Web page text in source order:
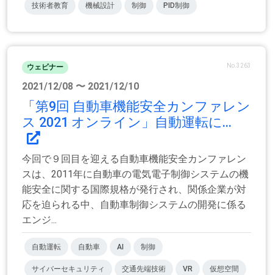
技術者教育 機械設計 制御 PID制御
ウェビナー No.3263
2021/12/08 〜 2021/12/10
「第9回 自動車機能安全カンファレン
ス 2021 オンライン」自動運転に...
今回で９回目を迎える自動車機能安全カンファレン
スは、2011年に自動車の電気電子制御システムの機
能安全に関する国際規格が発行され、関係企業が対
応を迫られる中、自動車制御システムの開発に係る
エンジ...
自動運転 自動車 AI 制御
サイバーセキュリティ 交通先端技術 VR 仮想空間